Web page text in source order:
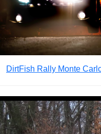
DirtFish Rally Monte